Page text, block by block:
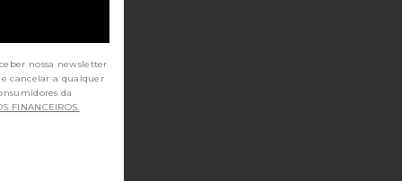
nossa newsletter
cancelar a qualquer
FINANCEIROS.